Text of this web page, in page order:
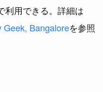
利用できる。詳細は
Geek, Bangaloreを参照